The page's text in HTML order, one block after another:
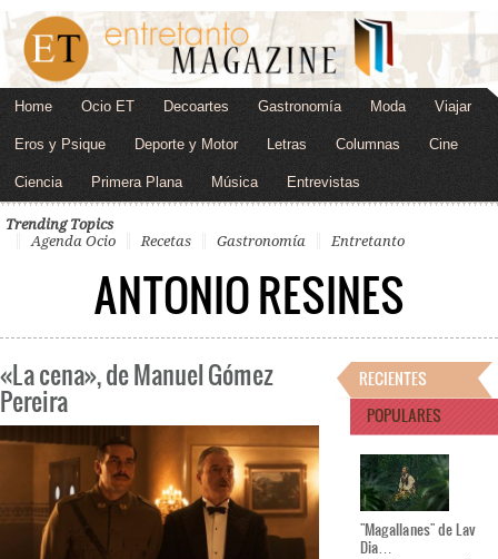
Home Ocio ET Decoartes Gastronomía Moda Viajar
Eros y Psique Deporte y Motor Letras Columnas Cine
Ciencia Primera Plana Música Entrevistas
Trending Topics
Agenda Ocio
Recetas Gastronomía Entretanto
ANTONIO RESINES
«La cena», de Manuel Gómez
Pereira
RECIENTES
POPULARES
"Magallanes" de Lav
Dia…